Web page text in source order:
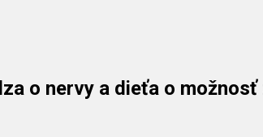
o nervy a dieťa o